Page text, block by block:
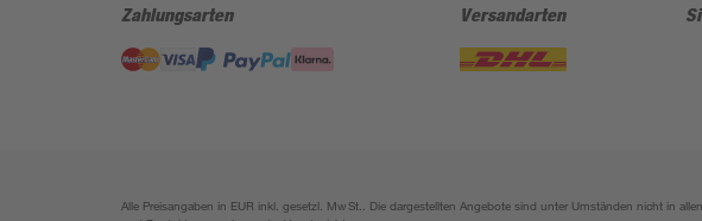
Zahlungsarten Versandarten
Alle Preisangaben in EUR inkl. gesetzl. MwSt.. Die dargestellten Angebote sind unter Umständen nicht in